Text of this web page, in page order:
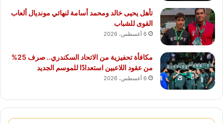
تأهل يحيى خالد ومحمد أسامة لنهائي مونديال ألعاب
القوى للشباب
6 أغسطس، 2026
مكافأة تحفيزية من الاتحاد السكندري.. صرف 25%
من عقود اللاعبين استعدادًا للموسم الجديد
6 أغسطس، 2026